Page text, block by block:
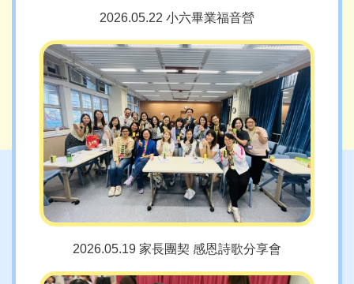
2026.05.22 小六畢業福音營
2026.05.19 家長團契 感恩詩歌分享會